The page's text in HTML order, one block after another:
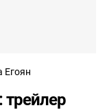
Егоян
трейлер